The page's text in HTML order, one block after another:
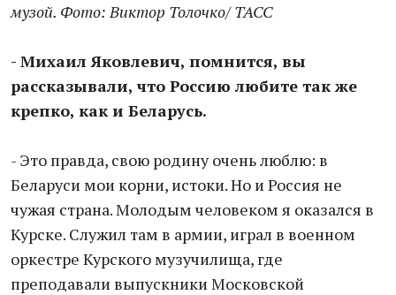
музой. Фото: Виктор Толочко/ ТАСС
- Михаил Яковлевич, помнится, вы
рассказывали, что Россию любите так же
крепко, как и Беларусь.
- Это правда, свою родину очень люблю: в
Беларуси мои корни, истоки. Но и Россия не
чужая страна. Молодым человеком я оказался в
Курске. Служил там в армии, играл в военном
оркестре Курского музучилища, где
преподавали выпускники Московской